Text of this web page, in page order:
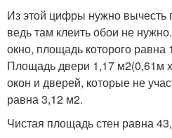
Из этой цифры нужно вычесть
ведь там клеить обои не
окно, площадь которого равна
Площадь двери 1,17 м2(0,61м
окон и дверей, которые не
равна 3,12 м2.
Чистая площадь стен равна